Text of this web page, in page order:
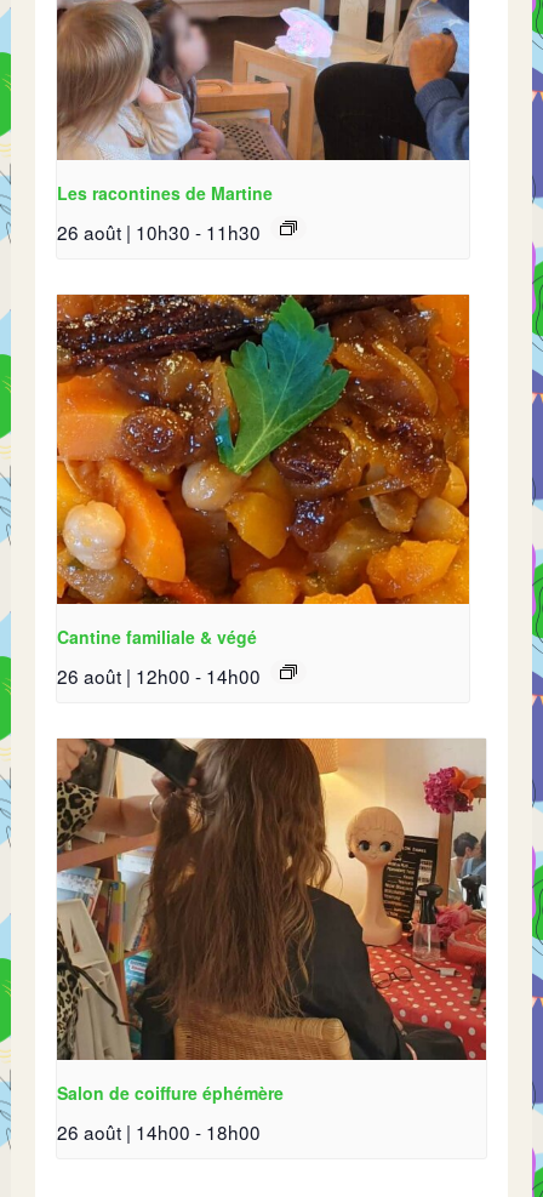
Les racontines de Martine
26 août | 10h30 - 11h30
Cantine familiale & végé
26 août | 12h00 - 14h00
Salon de coiffure éphémère
26 août | 14h00 - 18h00